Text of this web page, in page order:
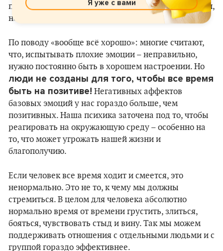
помощью терапии, а какими-то другими способами,
но защитной реакции нужно уделить внимание.
По поводу «вообще всё хорошо»: многие считают,
что, испытывать плохие эмоции – неправильно,
нужно постоянно быть в хорошем настроении. Но
люди не созданы для того, чтобы все время
быть на позитиве! Негативных аффектов
базовых эмоций у нас гораздо больше, чем
позитивных. Наша психика заточена под то, чтобы
реагировать на окружающую среду – особенно на
то, что может угрожать нашей жизни и
благополучию.
Если человек все время ходит и смеется, это
ненормально. Это не то, к чему мы должны
стремиться. В целом для человека абсолютно
нормально время от времени грустить, злиться,
бояться, чувствовать стыд и вину. Так мы можем
поддерживать отношения с отдельными людьми и с
группой гораздо эффективнее.
Я уже с вами